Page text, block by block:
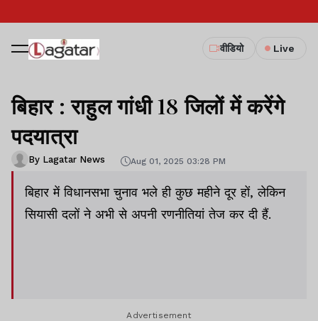
वीडियो Live
बिहार : राहुल गांधी 18 जिलों में करेंगे
पदयात्रा
By Lagatar News Aug 01, 2025 03:28 PM
बिहार में विधानसभा चुनाव भले ही कुछ महीने दूर हों, लेकिन
सियासी दलों ने अभी से अपनी रणनीतियां तेज कर दी हैं.
Advertisement